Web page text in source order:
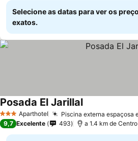
Selecione as datas para ver os
exatos.
3 EstrelasAparthotel Piscina externa espaçosa
Posada El Jarillal
9,7 Excelente 493 a 1.4 km de